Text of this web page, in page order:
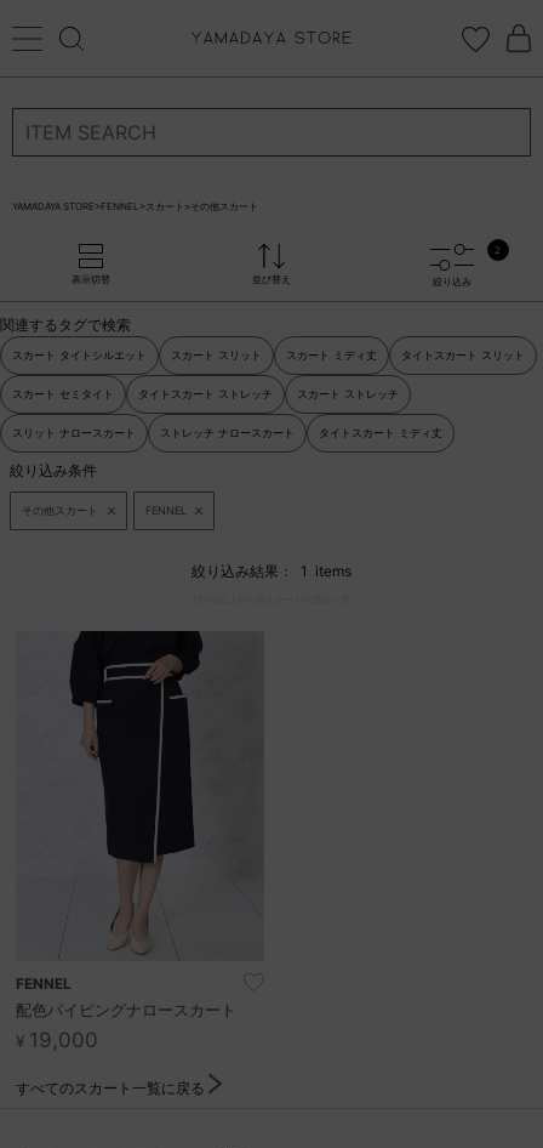
ログイン 新規会員登録
STORE BRAND・LABELから探す
すべての商品
新着商品
スタイリング
ブランド一覧
サイズガイド
ご利用ガイド/ヘルプ
お問い合わせ
YAMADAYA STORE > FENNEL > スカート > その他スカート
表示切替 並び替え 絞り込み
2
関連するタグで検索
スカート タイトシルエット スカート スリット スカート ミディ丈 タイトスカート スリット
スカート セミタイト タイトスカート ストレッチ スカート ストレッチ
スリット ナロースカート ストレッチ ナロースカート タイトスカート ミディ丈
絞り込み条件
その他スカート FENNEL
絞り込み結果： 1 items
FENNEL
配色パイピングナロースカート
¥19,000
ログイン
すべてのスカート一覧に戻る